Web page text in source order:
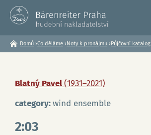
JsteDomů ›Co děláme ›Noty k pronájmu ›Půjčovní katalog
Blatný Pavel(1931–2021)
category:wind ensemble
2:03